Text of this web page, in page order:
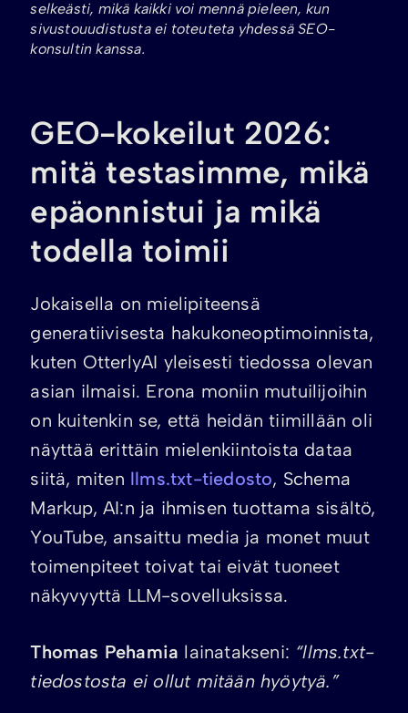
selkeästi, mikä kaikki voi mennä pieleen, kun
sivustouudistusta ei toteuteta yhdessä SEO-
konsultin kanssa.
GEO-kokeilut 2026:
mitä testasimme, mikä
epäonnistui ja mikä
todella toimii
Jokaisella on mielipiteensä
generatiivisesta hakukoneoptimoinnista,
kuten OtterlyAI yleisesti tiedossa olevan
asian ilmaisi. Erona moniin mutuilijoihin
on kuitenkin se, että heidän tiimillään oli
näyttää erittäin mielenkiintoista dataa
siitä, miten llms.txt-tiedosto, Schema
Markup, AI:n ja ihmisen tuottama sisältö,
YouTube, ansaittu media ja monet muut
toimenpiteet toivat tai eivät tuoneet
näkyvyyttä LLM-sovelluksissa.
Thomas Pehamia lainatakseni: “llms.txt-
tiedostosta ei ollut mitään hyöytyä.”